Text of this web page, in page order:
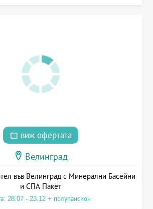
виж офертата
Велинград
във Велинград с Минерални Басейни
и СПА Пакет
28.07 - 23.12 + полупансион